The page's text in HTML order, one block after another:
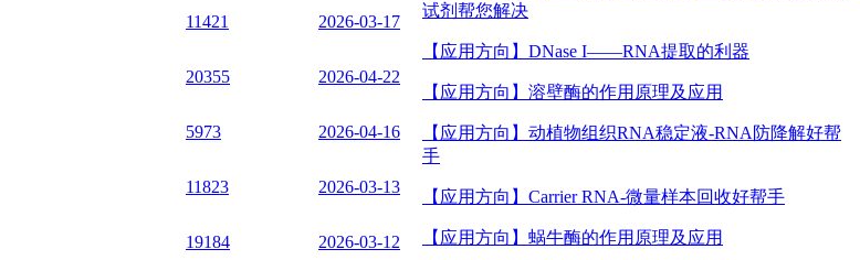
11421 2026-03-17
20355 2026-04-22
5973 2026-04-16
11823 2026-03-13
19184 2026-03-12
试剂帮您解决
【应用方向】 DNase I——RNA提取的利器
【应用方向】 溶壁酶的作用原理及应用
【应用方向】 动植物组织RNA稳定液-RNA防降解好帮
手
【应用方向】 Carrier RNA-微量样本回收好帮手
【应用方向】 蜗牛酶的作用原理及应用